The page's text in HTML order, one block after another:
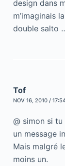
design dans
m’imaginais
double salto
Tof
NOV 16, 2010 /
@ simon si
un message
Mais malgré
moins un.